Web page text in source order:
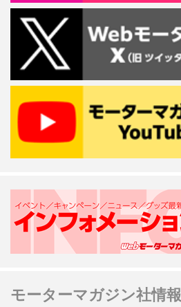
モーターマガジン社情報